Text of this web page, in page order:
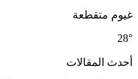
غيوم متقطعة
28°
أحدث المقالات